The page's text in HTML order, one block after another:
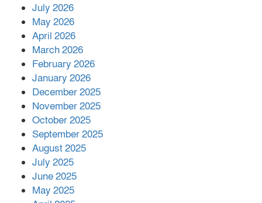
পর ফোন তারেক রহমানের,গ্যাস সঙ্কট
July 2026
May 2026
April 2026
March 2026
February 2026
January 2026
December 2025
November 2025
October 2025
September 2025
August 2025
July 2025
June 2025
May 2025